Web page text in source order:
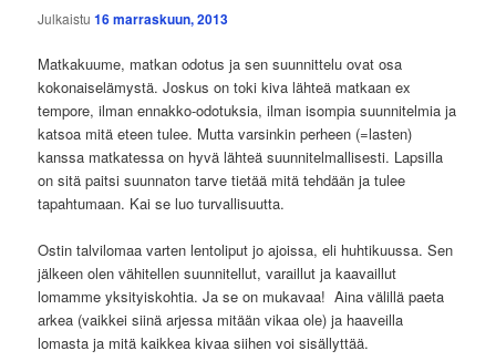
Julkaistu16 marraskuun, 2013
Matkakuume, matkan odotus ja sen suunnittelu ovat osa
kokonaiselämystä. Joskus on toki kiva lähteä matkaan ex
tempore, ilman ennakko-odotuksia, ilman isompia suunnitelmia ja
katsoa mitä eteen tulee. Mutta varsinkin perheen (=lasten)
kanssa matkatessa on hyvä lähteä suunnitelmallisesti. Lapsilla
on sitä paitsi suunnaton tarve tietää mitä tehdään ja tulee
tapahtumaan. Kai se luo turvallisuutta.
Ostin talvilomaa varten lentoliput jo ajoissa, eli huhtikuussa. Sen
jälkeen olen vähitellen suunnitellut, varaillut ja kaavaillut
lomamme yksityiskohtia. Ja se on mukavaa! Aina välillä paeta
arkea (vaikkei siinä arjessa mitään vikaa ole) ja haaveilla
lomasta ja mitä kaikkea kivaa siihen voi sisällyttää.